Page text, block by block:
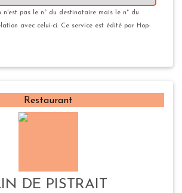
n'est pas le n° du destinataire mais le n° du
avec celui-ci. Ce service est édité par Hop-
Restaurant
DE PISTRAIT